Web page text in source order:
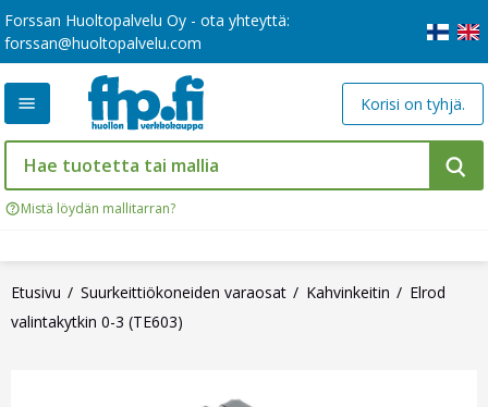
Forssan Huoltopalvelu Oy - ota yhteyttä:
forssan@huoltopalvelu.com
Mistä löydän mallitarran?
Korisi on tyhjä.
Etusivu Suurkeittiökoneiden varaosat Kahvinkeitin
Elrod
valintakytkin 0-3 (TE603)